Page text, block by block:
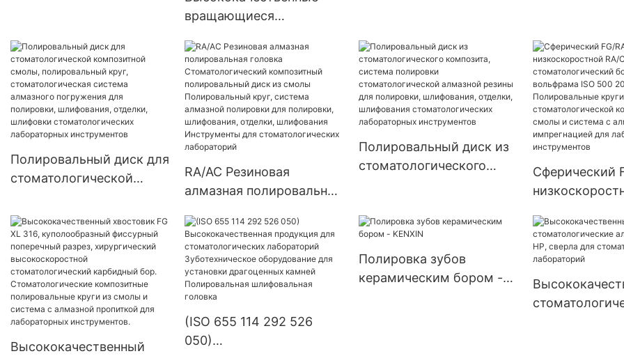
вращающиеся
для стоматологических
лабораторий, щетки для
токарных станков для
стоматологических
лабораторий,
полировальные баффы
из хлопчатобумажной
ткани
лабораторий. Различные
модели щеток для
полировки зубных
протезов.
Полировальный диск для
стоматологической
полировальный круг,
стоматологическая
система алмазного
погружения для
полировки, шлифования,
отделки, шлифовки
стоматологических
лабораторных
RA/AC Резиновая
алмазная полировальная
Стоматологический
композитный
полировальный диск из
смолы Полировальный
круг, система алмазной
полировки для
полировки, шлифования,
Полировальный диск из
стоматологического
стоматологической
алмазной резины для
полировки, шлифования,
отделки, шлифования
Сферический
из карбида
ISO 500 205
Высококачественный
(ISO 655 114 292 526
050)
Полировка зубов
керамическим бором -